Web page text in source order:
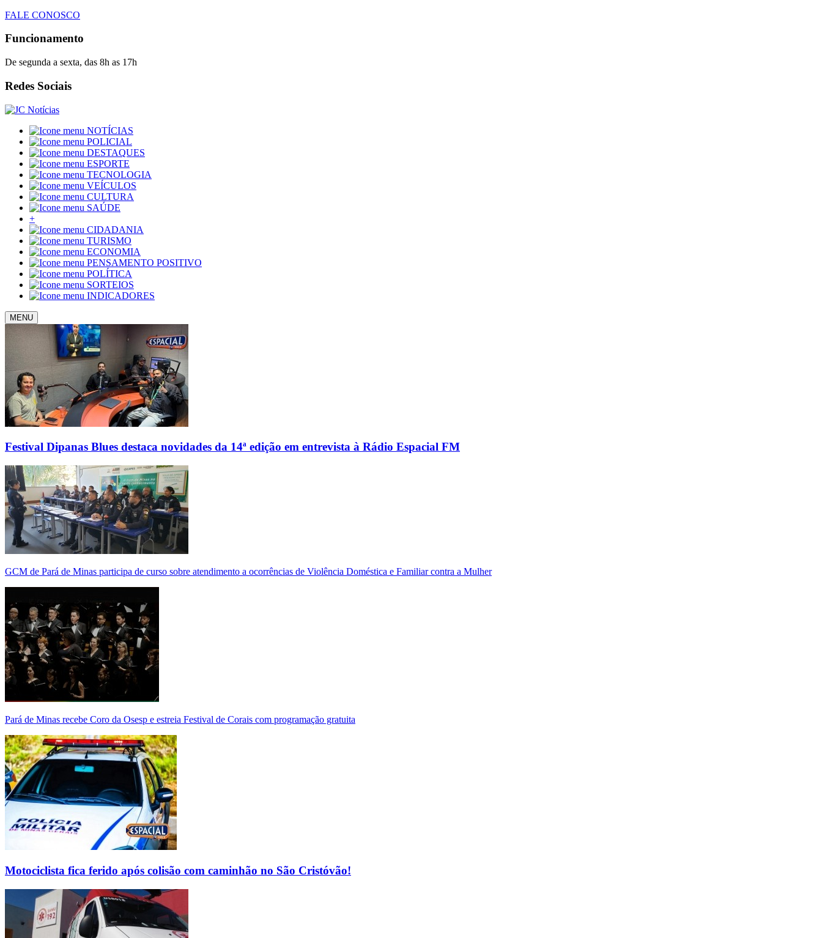
FALE CONOSCO
Funcionamento
De segunda a sexta, das 8h as 17h
Redes Sociais
NOTÍCIAS
POLICIAL
DESTAQUES
ESPORTE
TECNOLOGIA
VEÍCULOS
CULTURA
SAÚDE
+
CIDADANIA
TURISMO
ECONOMIA
PENSAMENTO POSITIVO
POLÍTICA
SORTEIOS
INDICADORES
MENU
Festival Dipanas Blues destaca novidades da 14ª edição em entrevista à Rádio Espacial FM
GCM de Pará de Minas participa de curso sobre atendimento a ocorrências de Violência Doméstica e Familiar contra a Mulher
Pará de Minas recebe Coro da Osesp e estreia Festival de Corais com programação gratuita
Motociclista fica ferido após colisão com caminhão no São Cristóvão!